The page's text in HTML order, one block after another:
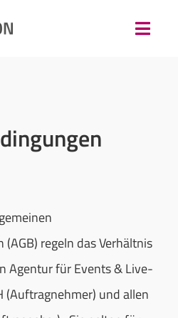
Routenplaner
UNS
regeln das Verhältnis
Agentur für Events & Live-
(Auftragnehmer) und allen